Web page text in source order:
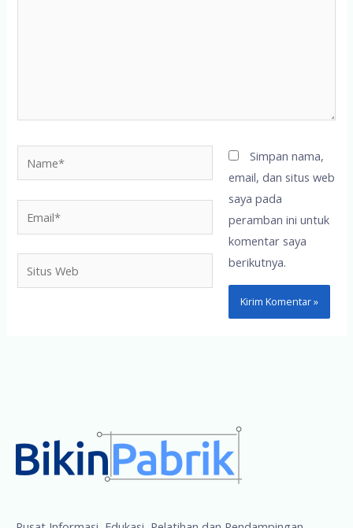
Web
Simpan nama,
email, dan situs web
saya pada
peramban ini untuk
komentar saya
berikutnya.